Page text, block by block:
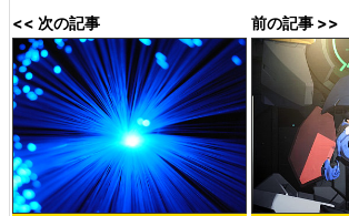
<< 次の記事 前の記事 >>